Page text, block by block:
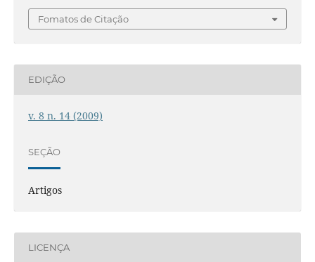
Fomatos de Citação
EDIÇÃO
v. 8 n. 14 (2009)
SEÇÃO
Artigos
LICENÇA